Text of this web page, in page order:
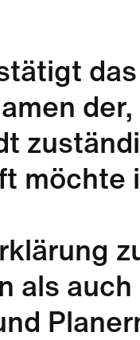
möchte
als auch